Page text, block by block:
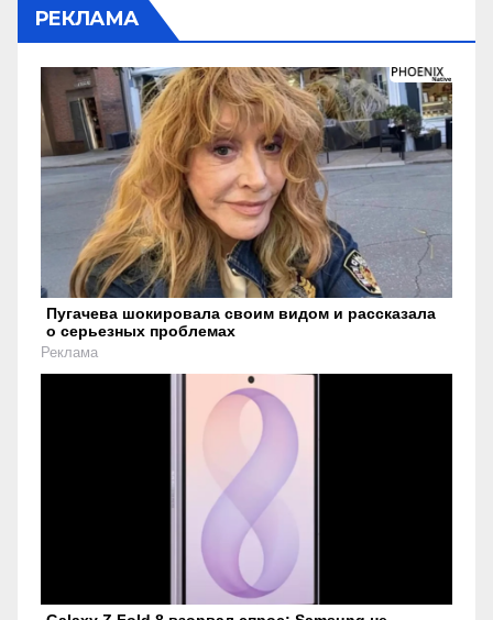
РЕКЛАМА
Пугачева шокировала своим видом и рассказала
о серьезных проблемах
Реклама